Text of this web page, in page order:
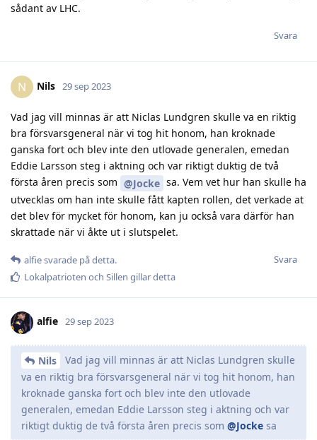
sådant av LHC.
Svara
N Nils 29 sep 2023
Vad jag vill minnas är att Niclas Lundgren skulle va en riktig
bra försvarsgeneral när vi tog hit honom, han kroknade
ganska fort och blev inte den utlovade generalen, emedan
Eddie Larsson steg i aktning och var riktigt duktig de två
första åren precis som @Jocke sa. Vem vet hur han skulle ha
utvecklas om han inte skulle fått kapten rollen, det verkade at
det blev för mycket för honom, kan ju också vara därför han
skrattade när vi åkte ut i slutspelet.
Svara
alfiesvarade på detta.
Lokalpatrioten och Sillen gillar detta
alfie 29 sep 2023
Nils
Vad jag vill minnas är att Niclas Lundgren skulle
va en riktig bra försvarsgeneral när vi tog hit honom, han
kroknade ganska fort och blev inte den utlovade
generalen, emedan Eddie Larsson steg i aktning och var
riktigt duktig de två första åren precis som @Jocke sa